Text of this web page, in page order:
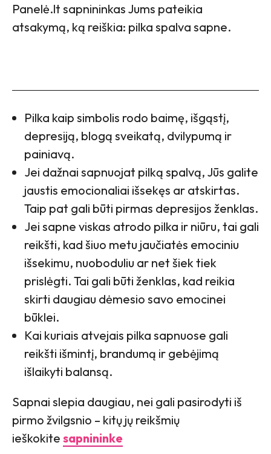
Panelė.lt sapnininkas Jums pateikia
atsakymą, ką reiškia: pilka spalva sapne.
Pilka kaip simbolis rodo baimę, išgąstį,
depresiją, blogą sveikatą, dvilypumą ir
painiavą.
Jei dažnai sapnuojat pilką spalvą, Jūs galite
jaustis emocionaliai išsekęs ar atskirtas.
Taip pat gali būti pirmas depresijos ženklas.
Jei sapne viskas atrodo pilka ir niūru, tai gali
reikšti, kad šiuo metu jaučiatės emociniu
išsekimu, nuoboduliu ar net šiek tiek
prislėgti. Tai gali būti ženklas, kad reikia
skirti daugiau dėmesio savo emocinei
būklei.
Kai kuriais atvejais pilka sapnuose gali
reikšti išmintį, brandumą ir gebėjimą
išlaikyti balansą.
Sapnai slepia daugiau, nei gali pasirodyti iš
pirmo žvilgsnio – kitų jų reikšmių
ieškokite sapnininke